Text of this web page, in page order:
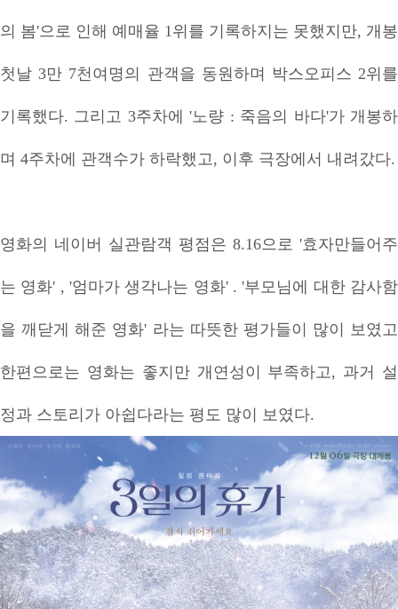
의 봄'으로 인해 예매율 1위를 기록하지는 못했지만, 개봉
첫날 3만 7천여명의 관객을 동원하며 박스오피스 2위를
기록했다. 그리고 3주차에 '노량 : 죽음의 바다'가 개봉하
며 4주차에 관객수가 하락했고, 이후 극장에서 내려갔다.
영화의 네이버 실관람객 평점은 8.16으로 '효자만들어주
는 영화' , '엄마가 생각나는 영화' . '부모님에 대한 감사함
을 깨닫게 해준 영화' 라는 따뜻한 평가들이 많이 보였고
한편으로는 영화는 좋지만 개연성이 부족하고, 과거 설
정과 스토리가 아쉽다라는 평도 많이 보였다.